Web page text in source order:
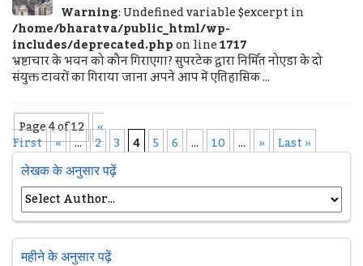
Warning: Undefined variable $excerpt in
/home/bharatva/public_html/wp-
includes/deprecated.phpon line1717
भ्रष्टाचार के भवन को कौन गिराएगा? सुपरटेक द्वारा निर्मित नोएडा के दो
संयुक्त टावरों का गिराया जाना अपने आप में एतिहासिक ...
Page 4 of 12 «
First « ... 2 3 4 5 6 ... 10 ... » Last »
लेखक के अनुसार पढ़ें
महीने के अनुसार पढ़ें